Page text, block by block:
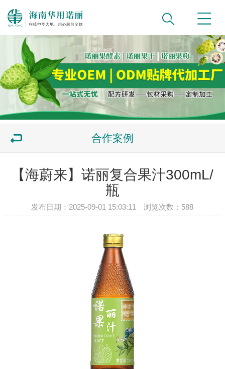
合作案例
【海蔚来】诺丽复合果汁300mL/
瓶
发布日期：2025-09-01 15:03:11 浏览次数： 588